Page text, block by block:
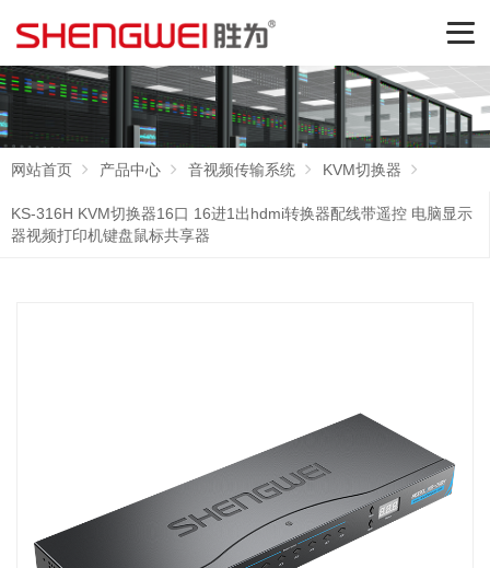
网站首页 产品中心 音视频传输系统 KVM切换器
KS-316H KVM切换器16口 16进1出hdmi转换器配线带遥控 电脑显示
器视频打印机键盘鼠标共享器